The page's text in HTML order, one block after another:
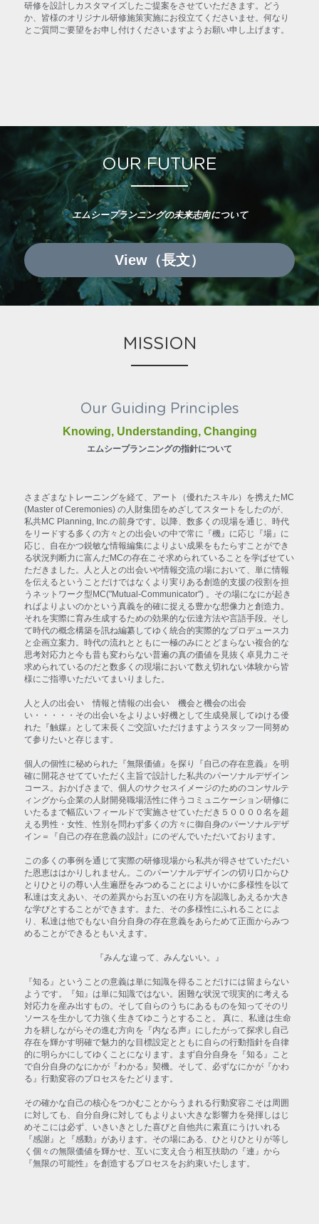
研修を設計しカスタマイズしたご提案をさせていただきます。どう
か、皆様のオリジナル研修施策実施にお役立てくださいませ。何なり
とご質問ご要望をお申し付けくださいますようお願い申し上げます。
OUR FUTURE
エムシープランニングの未来志向について
View（長文）
MISSION
Our Guiding Principles
Knowing, Understanding, Changing
エムシープランニングの指針について
さまざまなトレーニングを経て、アート（優れたスキル）を携えたMC
(Master of Ceremonies) の人財集団をめざしてスタートをしたのが、
私共MC Planning, Inc.の前身です。以降、数多くの現場を通じ、時代
をリードする多くの方々との出会いの中で常に『機』に応じ『場』に
応じ、自在かつ鋭敏な情報編集によりよい成果をもたらすことができ
る状況判断力に富んだMCの存在こそ求められていることを学ばせてい
ただきました。人と人との出会いや情報交流の場において、単に情報
を伝えるということだけではなくより実りある創造的支援の役割を担
うネットワーク型MC("Mutual-Communicator") 。その場になにが起き
ればよりよいのかという真義を的確に捉える豊かな想像力と創造力。
それを実際に育み生成するための効果的な伝達方法や言語手段。そし
て時代の概念構築を訊ね編纂してゆく統合的実際的なプロデュース力
と企画立案力。時代の流れとともに一極のみにとどまらない複合的な
思考対応力と今も昔も変わらない普遍の真の価値を見抜く卓見力こそ
求められているのだと数多くの現場において数え切れない体験から皆
様にご指導いただいてまいりました。
人と人の出会い　情報と情報の出会い　機会と機会の出会
い・・・・・その出会いをよりよい好機として生成発展してゆける優
れた『触媒』として末長くご交誼いただけますようスタッフ一同努め
て参りたいと存じます。
個人の個性に秘められた『無限価値』を探り『自己の存在意義』を明
確に開花させてていただく主旨で設計した私共のパーソナルデザイン
コース。おかげさまで、個人のサクセスイメージのためのコンサルテ
ィングから企業の人財開発職場活性に伴うコミュニケーション研修に
いたるまで幅広いフィールドで実施させていただき５００００名を超
える男性・女性、性別を問わず多くの方々に御自身のパーソナルデザ
イン＝『自己の存在意義の設計』にのぞんでいただいております。
この多くの事例を通じて実際の研修現場から私共が得させていただい
た恩恵ははかりしれません。このパーソナルデザインの切り口からひ
とりひとりの尊い人生遍歴をみつめることによりいかに多様性を以て
私達は支えあい、その差異からお互いの在り方を認識しあえるか大き
な学びとすることができます。また、その多様性にふれることによ
り、私達は他でもない自分自身の存在意義をあらためて正面からみつ
めることができるともいえます。
『みんな違って、みんないい。』
『知る』ということの意義は単に知識を得ることだけには留まらない
ようです。『知』は単に知識ではない。困難な状況で現実的に考える
対応力を産み出すもの。そして自らのうちにあるものを知ってそのリ
ソースを生かして力強く生きてゆこうとすること。 真に、私達は生命
力を耕しながらその進む方向を『内なる声』にしたがって探求し自己
存在を輝かす明確で魅力的な目標設定とともに自らの行動指針を自律
的に明らかにしてゆくことになります。まず自分自身を『知る』こと
で自分自身のなにかが『わかる』契機。そして、必ずなにかが『かわ
る』行動変容のプロセスをたどります。
その確かな自己の核心をつかむことからうまれる行動変容こそは周囲
に対しても、自分自身に対してもよりよい大きな影響力を発揮しはじ
めそこには必ず、いきいきとした喜びと自他共に素直にうけいれる
『感謝』と『感動』があります。その場にある、ひとりひとりが等し
く個々の無限価値を輝かせ、互いに支え合う相互扶助の『連』から
『無限の可能性』を創造するプロセスをお約束いたします。